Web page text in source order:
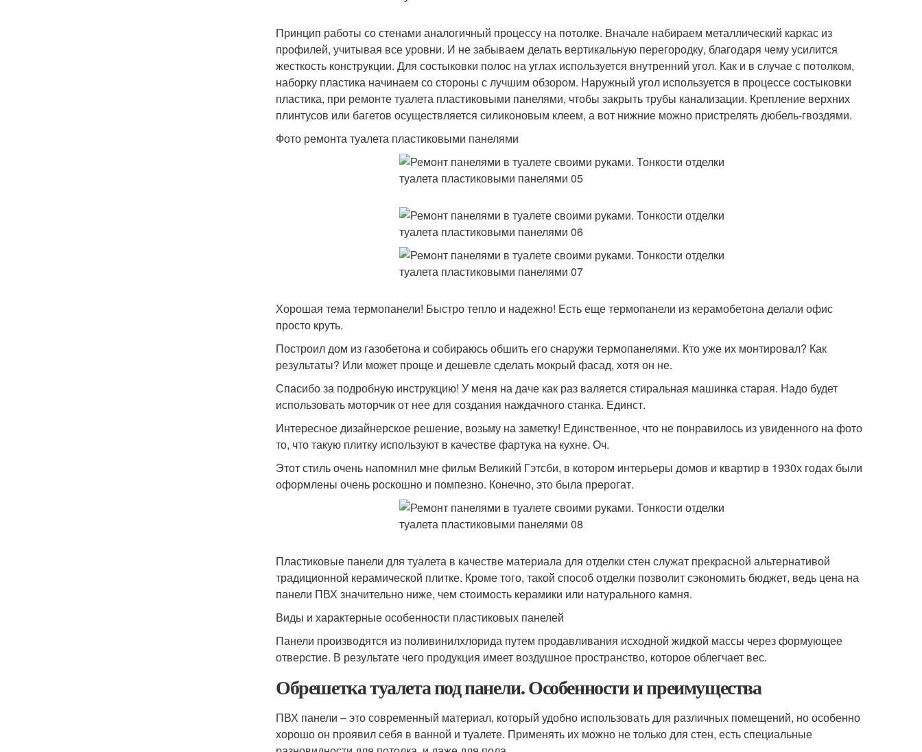
Принцип работы со стенами аналогичный процессу на потолке. Вначале набираем металлический каркас из
профилей, учитывая все уровни. И не забываем делать вертикальную перегородку, благодаря чему усилится
жесткость конструкции. Для состыковки полос на углах используется внутренний угол. Как и в случае с потолком,
наборку пластика начинаем со стороны с лучшим обзором. Наружный угол используется в процессе состыковки
пластика, при ремонте туалета пластиковыми панелями, чтобы закрыть трубы канализации. Крепление верхних
плинтусов или багетов осуществляется силиконовым клеем, а вот нижние можно пристрелять дюбель-гвоздями.
Фото ремонта туалета пластиковыми панелями
Хорошая тема термопанели! Быстро тепло и надежно! Есть еще термопанели из керамобетона делали офис
просто круть.
Построил дом из газобетона и собираюсь обшить его снаружи термопанелями. Кто уже их монтировал? Как
результаты? Или может проще и дешевле сделать мокрый фасад, хотя он не.
Спасибо за подробную инструкцию! У меня на даче как раз валяется стиральная машинка старая. Надо будет
использовать моторчик от нее для создания наждачного станка. Единст.
Интересное дизайнерское решение, возьму на заметку! Единственное, что не понравилось из увиденного на фото
то, что такую плитку используют в качестве фартука на кухне. Оч.
Этот стиль очень напомнил мне фильм Великий Гэтсби, в котором интерьеры домов и квартир в 1930х годах были
оформлены очень роскошно и помпезно. Конечно, это была прерогат.
Пластиковые панели для туалета в качестве материала для отделки стен служат прекрасной альтернативой
традиционной керамической плитке. Кроме того, такой способ отделки позволит сэкономить бюджет, ведь цена на
панели ПВХ значительно ниже, чем стоимость керамики или натурального камня.
Виды и характерные особенности пластиковых панелей
Панели производятся из поливинилхлорида путем продавливания исходной жидкой массы через формующее
отверстие. В результате чего продукция имеет воздушное пространство, которое облегчает вес.
Обрешетка туалета под панели. Особенности и преимущества
ПВХ панели – это современный материал, который удобно использовать для различных помещений, но особенно
хорошо он проявил себя в ванной и туалете. Применять их можно не только для стен, есть специальные